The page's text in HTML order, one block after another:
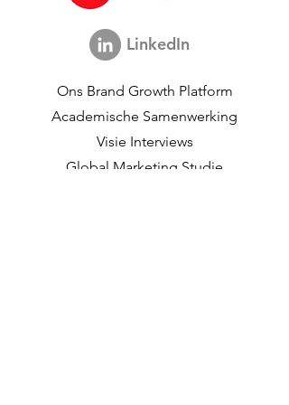
LinkedIn
Ons Brand Growth Platform
Academische Samenwerking
Visie Interviews
Global Marketing Studie